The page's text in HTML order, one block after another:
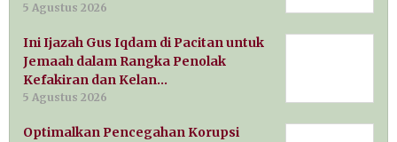
5 Agustus 2026
Ini Ijazah Gus Iqdam di Pacitan untuk
Jemaah dalam Rangka Penolak
Kefakiran dan Kelan…
5 Agustus 2026
Optimalkan Pencegahan Korupsi